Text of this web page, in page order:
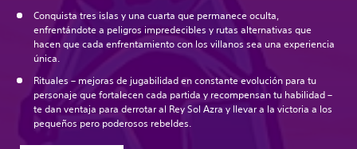
Conquista tres islas y una cuarta que permanece oculta,
enfrentándote a peligros impredecibles y rutas alternativas que
hacen que cada enfrentamiento con los villanos sea una experiencia
única.
Rituales – mejoras de jugabilidad en constante evolución para tu
personaje que fortalecen cada partida y recompensan tu habilidad –
te dan ventaja para derrotar al Rey Sol Azra y llevar a la victoria a los
pequeños pero poderosos rebeldes.